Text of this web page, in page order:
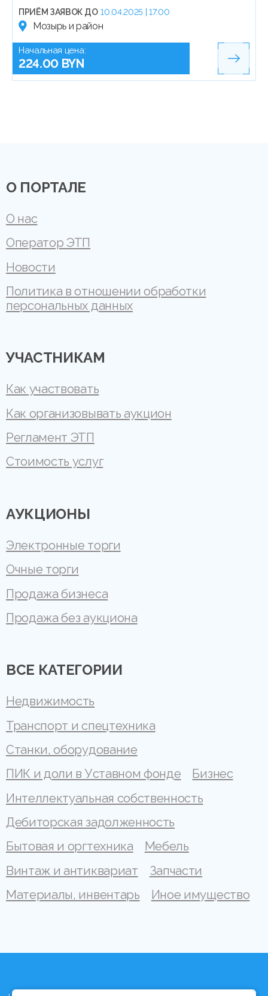
ПРИЁМ ЗАЯВОК ДО 10.04.2025 | 17:00
Мозырь и район
Начальная цена:
224.00 BYN
О ПОРТАЛЕ
О нас
Оператор ЭТП
Новости
Политика в отношении обработки
персональных данных
УЧАСТНИКАМ
Как участвовать
Как организовывать аукцион
Регламент ЭТП
Стоимость услуг
АУКЦИОНЫ
Электронные торги
Очные торги
Продажа бизнеса
Продажа без аукциона
ВСЕ КАТЕГОРИИ
Недвижимость
Транспорт и спецтехника
Станки, оборудование
ПИК и доли в Уставном фонде
Бизнес
Интеллектуальная собственность
Дебиторская задолженность
Бытовая и оргтехника
Мебель
Винтаж и антиквариат
Запчасти
Материалы, инвентарь
Иное имущество